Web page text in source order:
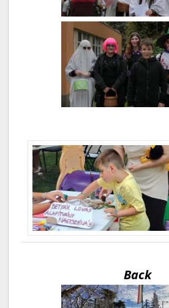
Back